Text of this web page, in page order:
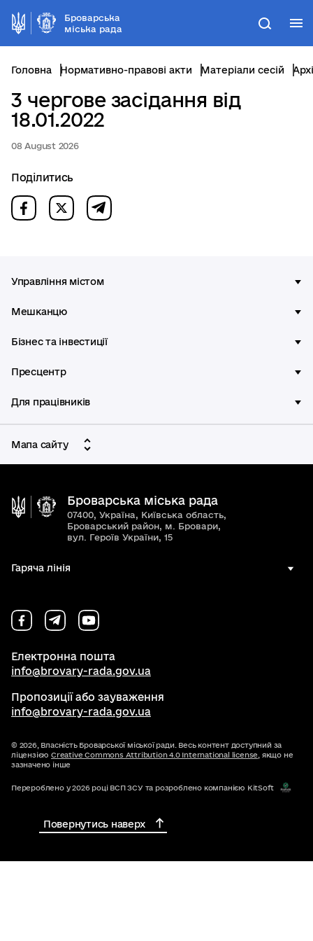
Броварська
міська рада
Пошук
Головна Нормативно-правові акти Матеріали сесій
3 чергове засідання від
18.01.2022
08 August 2026
Поділитись
Управління містом
Мешканцю
Бізнес та інвестиції
Пресцентр
Для працівників
Мапа сайту
Броварська міська рада
07400, Україна, Київська область,
Броварський район, м. Бровари,
вул. Героїв України, 15
Гаряча лінія
Електронна пошта
info@brovary-rada.gov.ua
Пропозиції або зауваження
info@brovary-rada.gov.ua
© 2026, Власність Броварської міської ради. Весь контент доступний за
ліцензією Creative Commons Attribution 4.0 International license , якщо не
зазначено інше
Перероблено у 2026 році ВСП ЗСУ та розроблено компанією KitSoft
Повернутись наверх